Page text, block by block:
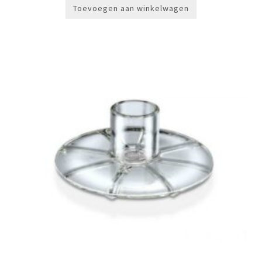
Toevoegen aan winkelwagen